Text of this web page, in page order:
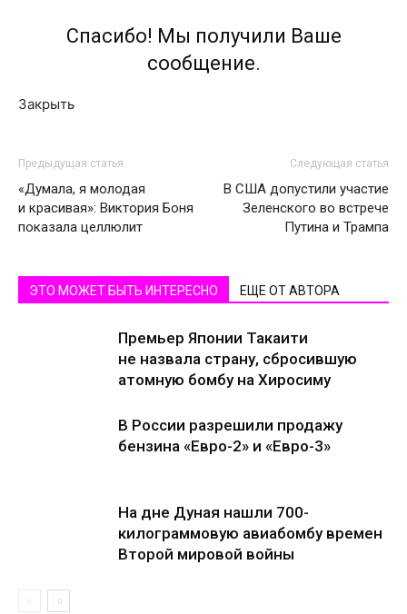
Спасибо! Мы получили Ваше
сообщение.
Закрыть
Предыдущая статья
«Думала, я молодая
и красивая»: Виктория Боня
показала целлюлит
Следующая статья
В США допустили участие
Зеленского во встрече
Путина и Трампа
ЭТО МОЖЕТ БЫТЬ ИНТЕРЕСНО ЕЩЕ ОТ АВТОРА
Премьер Японии Такаити
не назвала страну, сбросившую
атомную бомбу на Хиросиму
В России разрешили продажу
бензина «Евро-2» и «Евро-3»
На дне Дуная нашли 700-
килограммовую авиабомбу времен
Второй мировой войны